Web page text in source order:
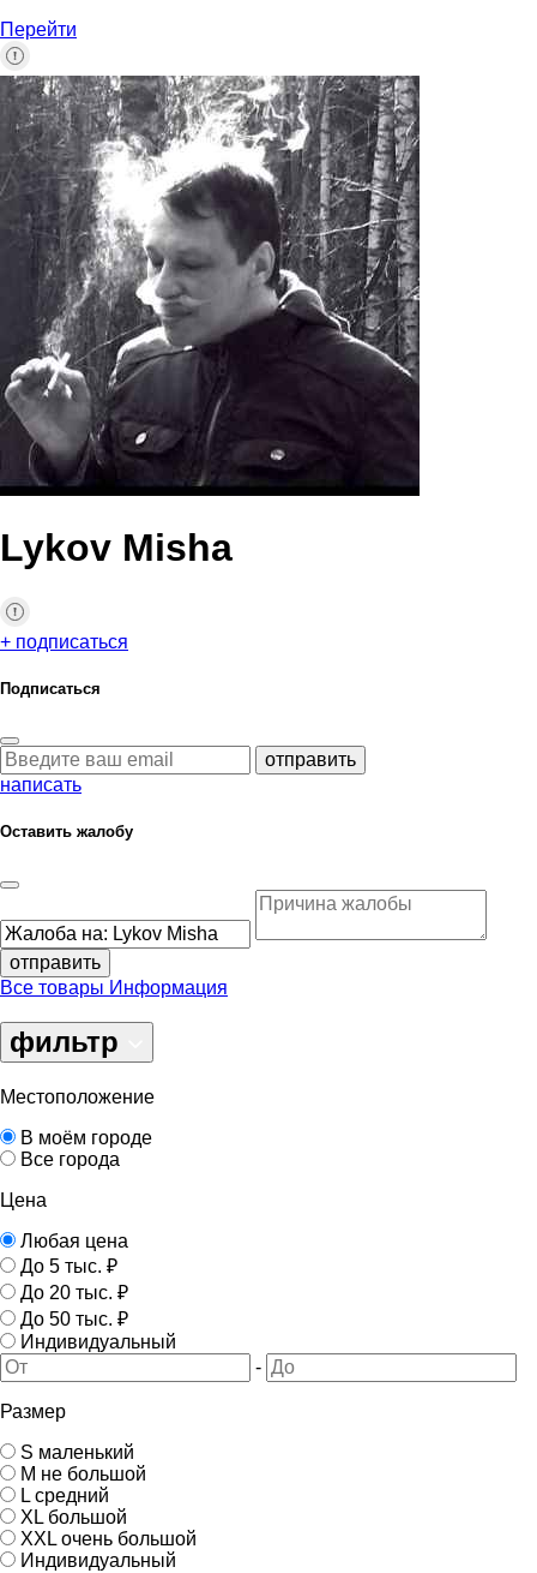
Перейти
Lykov Misha
+ подписаться
Подписаться
отправить
написать
Оставить жалобу
отправить
Все товары Информация
фильтр
Местоположение
В моём городе
Все города
Цена
Любая цена
До 5 тыс. ₽
До 20 тыс. ₽
До 50 тыс. ₽
Индивидуальный
-
Размер
S маленький
M не большой
L средний
XL большой
XXL очень большой
Индивидуальный